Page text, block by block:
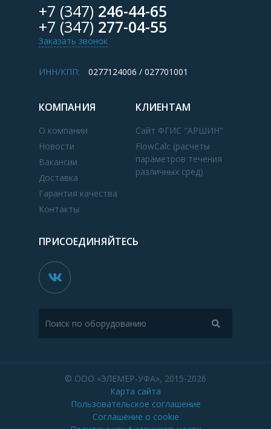
+7 (347) 246-44-65
+7 (347) 277-04-55
Заказать звонок
ИНН/КПП: 0277124006 / 027701001
КОМПАНИЯ
О компании
Новости
Вакансии
Доставка
Гарантия качества
Контакты
КЛИЕНТАМ
Сайт ФГИС "АРШИН"
FlowCalc (расчеты
параметров течения
различных сред)
ПРИСОЕДИНЯЙТЕСЬ
© ООО «ЭЛЕМЕР-УФА», 2015-2026
Карта сайта
Пользовательское соглашение
Соглашение о cookie